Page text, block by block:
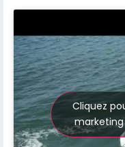
Cliquez